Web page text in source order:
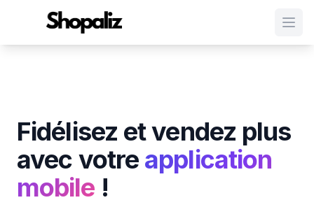
Fidélisez et vendez plus
avec votre application
mobile !